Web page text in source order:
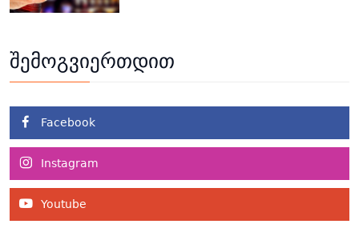
შემოგვიერთდით
Facebook
Instagram
Youtube